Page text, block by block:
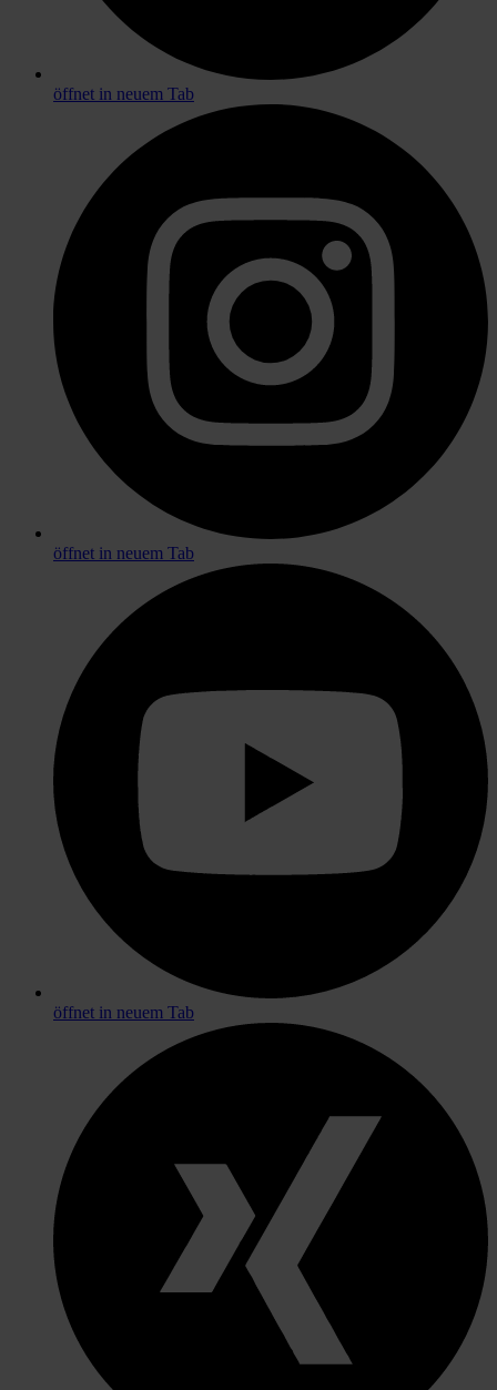
öffnet in neuem Tab
öffnet in neuem Tab
öffnet in neuem Tab